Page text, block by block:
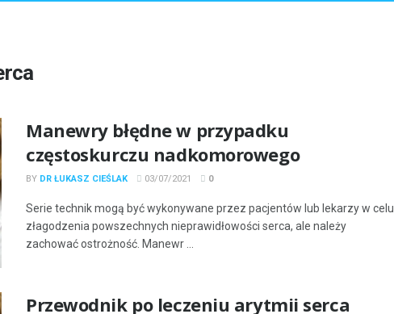
Manewry błędne w przypadku
częstoskurczu nadkomorowego
BY DR ŁUKASZ CIEŚLAK 03/07/2021 0
Serie technik mogą być wykonywane przez pacjentów lub lekarzy w celu
złagodzenia powszechnych nieprawidłowości serca, ale należy
zachować ostrożność. Manewr ...
Przewodnik po leczeniu arytmii serca